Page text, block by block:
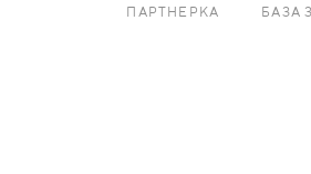
ПАРТНЕРКА БАЗА